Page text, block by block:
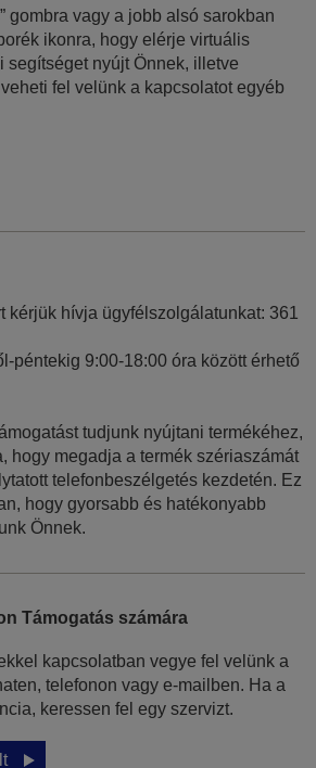
gombra vagy a jobb alsó sarokban
ikonra, hogy elérje virtuális
segítséget nyújt Önnek, illetve
fel velünk a kapcsolatot egyéb
kérjük hívja ügyfélszolgálatunkat: 361
péntekig 9:00-18:00 óra között érhető
tudjunk nyújtani termékéhez,
hogy megadja a termék szériaszámát
telefonbeszélgetés kezdetén. Ez
hogy gyorsabb és hatékonyabb
Önnek.
Támogatás számára
kapcsolatban vegye fel velünk a
telefonon vagy e-mailben. Ha a
keressen fel egy szervizt.